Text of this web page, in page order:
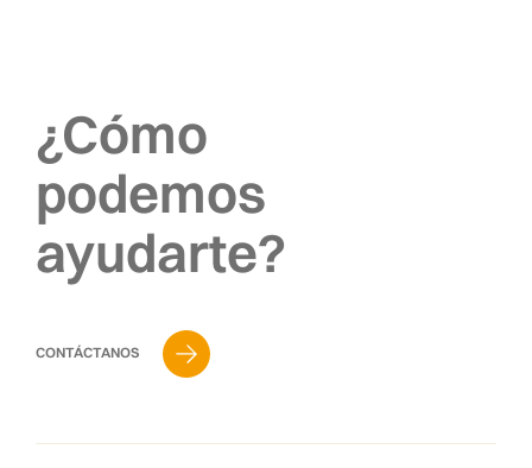
¿Cómo
podemos
ayudarte?
CONTÁCTANOS